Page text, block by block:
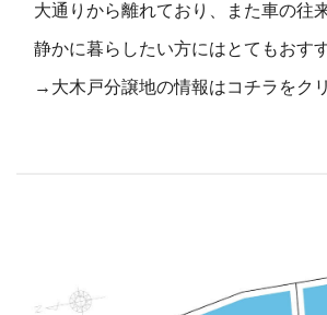
大通りから離れており、また車の往
静かに暮らしたい方にはとてもおす
→大木戸分譲地の情報はコチラをク